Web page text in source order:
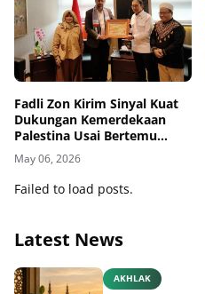
Fadli Zon Kirim Sinyal Kuat
Dukungan Kemerdekaan
Palestina Usai Bertemu
Delegasi di Kemenbud
May 06, 2026
Failed to load posts.
Latest News
AKHLAK